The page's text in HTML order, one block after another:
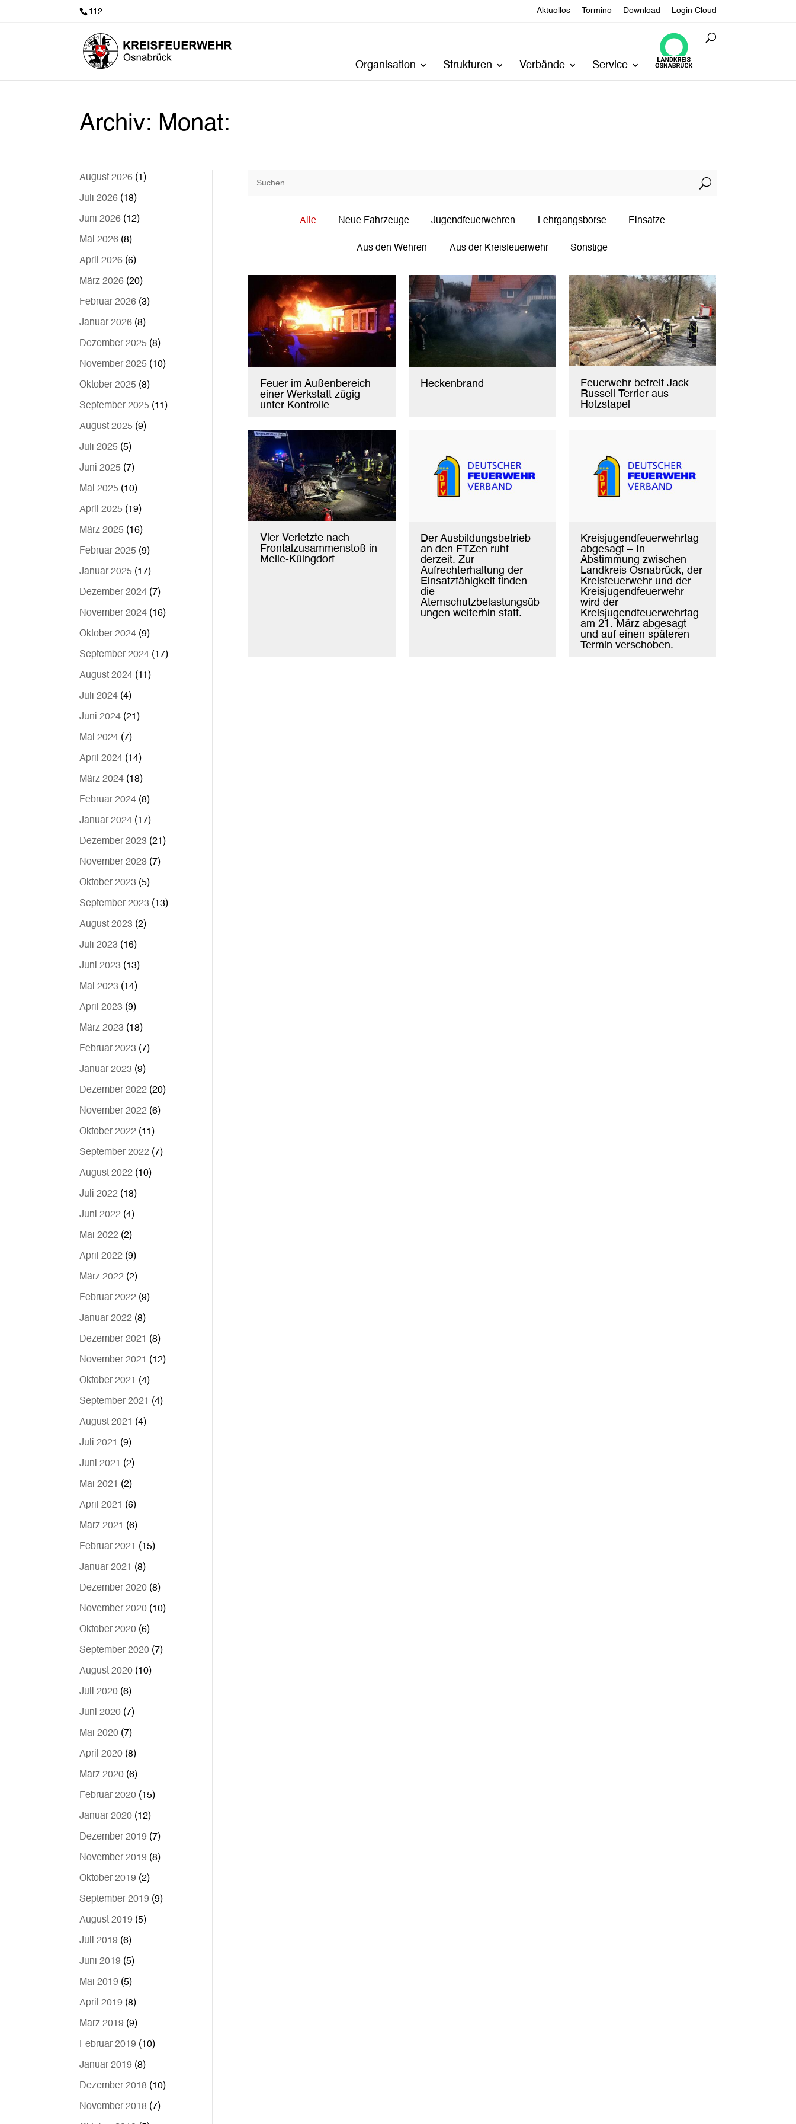
112 Aktuelles Termine Download Login Cloud
Organisation Strukturen Verbände Service
Archiv: Monat:
August 2026 (1)
Juli 2026 (18)
Juni 2026 (12)
Mai 2026 (8)
April 2026 (6)
März 2026 (20)
Februar 2026 (3)
Januar 2026 (8)
Dezember 2025 (8)
November 2025 (10)
Oktober 2025 (8)
September 2025 (11)
August 2025 (9)
Juli 2025 (5)
Juni 2025 (7)
Mai 2025 (10)
April 2025 (19)
März 2025 (16)
Februar 2025 (9)
Januar 2025 (17)
Dezember 2024 (7)
November 2024 (16)
Oktober 2024 (9)
September 2024 (17)
August 2024 (11)
Juli 2024 (4)
Juni 2024 (21)
Mai 2024 (7)
April 2024 (14)
März 2024 (18)
Februar 2024 (8)
Januar 2024 (17)
Dezember 2023 (21)
November 2023 (7)
Oktober 2023 (5)
September 2023 (13)
August 2023 (2)
Juli 2023 (16)
Juni 2023 (13)
Mai 2023 (14)
April 2023 (9)
März 2023 (18)
Februar 2023 (7)
Januar 2023 (9)
Dezember 2022 (20)
November 2022 (6)
Oktober 2022 (11)
September 2022 (7)
August 2022 (10)
Juli 2022 (18)
Juni 2022 (4)
Mai 2022 (2)
April 2022 (9)
März 2022 (2)
Februar 2022 (9)
Januar 2022 (8)
Dezember 2021 (8)
November 2021 (12)
Oktober 2021 (4)
September 2021 (4)
August 2021 (4)
Juli 2021 (9)
Juni 2021 (2)
Mai 2021 (2)
April 2021 (6)
März 2021 (6)
Februar 2021 (15)
Januar 2021 (8)
Dezember 2020 (8)
November 2020 (10)
Oktober 2020 (6)
September 2020 (7)
August 2020 (10)
Juli 2020 (6)
Juni 2020 (7)
Mai 2020 (7)
April 2020 (8)
März 2020 (6)
Februar 2020 (15)
Januar 2020 (12)
Dezember 2019 (7)
November 2019 (8)
Oktober 2019 (2)
September 2019 (9)
August 2019 (5)
Juli 2019 (6)
Juni 2019 (5)
Mai 2019 (5)
April 2019 (8)
März 2019 (9)
Februar 2019 (10)
Januar 2019 (8)
Dezember 2018 (10)
November 2018 (7)
U
Alle Neue Fahrzeuge Jugendfeuerwehren Lehrgangsbörse Einsätze
Aus den Wehren Aus der Kreisfeuerwehr Sonstige
Feuer im Außenbereich
einer Werkstatt zügig
unter Kontrolle
Heckenbrand
Feuerwehr befreit Jack
Russell Terrier aus
Holzstapel
Vier Verletzte nach
Frontalzusammenstoß in
Melle-Küingdorf
Der Ausbildungsbetrieb
an den FTZen ruht
derzeit. Zur
Aufrechterhaltung der
Einsatzfähigkeit finden
die
Atemschutzbelastungsüb
ungen weiterhin statt.
Kreisjugendfeuerwehrtag
abgesagt – In
Abstimmung zwischen
Landkreis Osnabrück, der
Kreisfeuerwehr und der
Kreisjugendfeuerwehr
wird der
Kreisjugendfeuerwehrtag
am 21. März abgesagt
und auf einen späteren
Termin verschoben.